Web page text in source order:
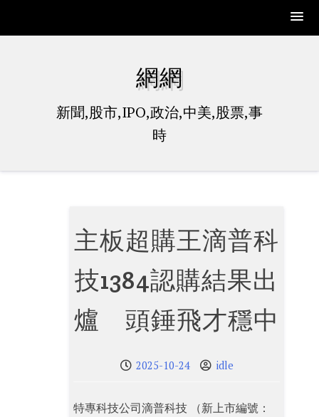
網網
新聞,股市,IPO,政治,中美,股票,事
時
主板超購王滴普科
技1384認購結果出
爐 頭錘飛才穩中
2025-10-24 idle
特專科技公司滴普科技 （新上市編號：